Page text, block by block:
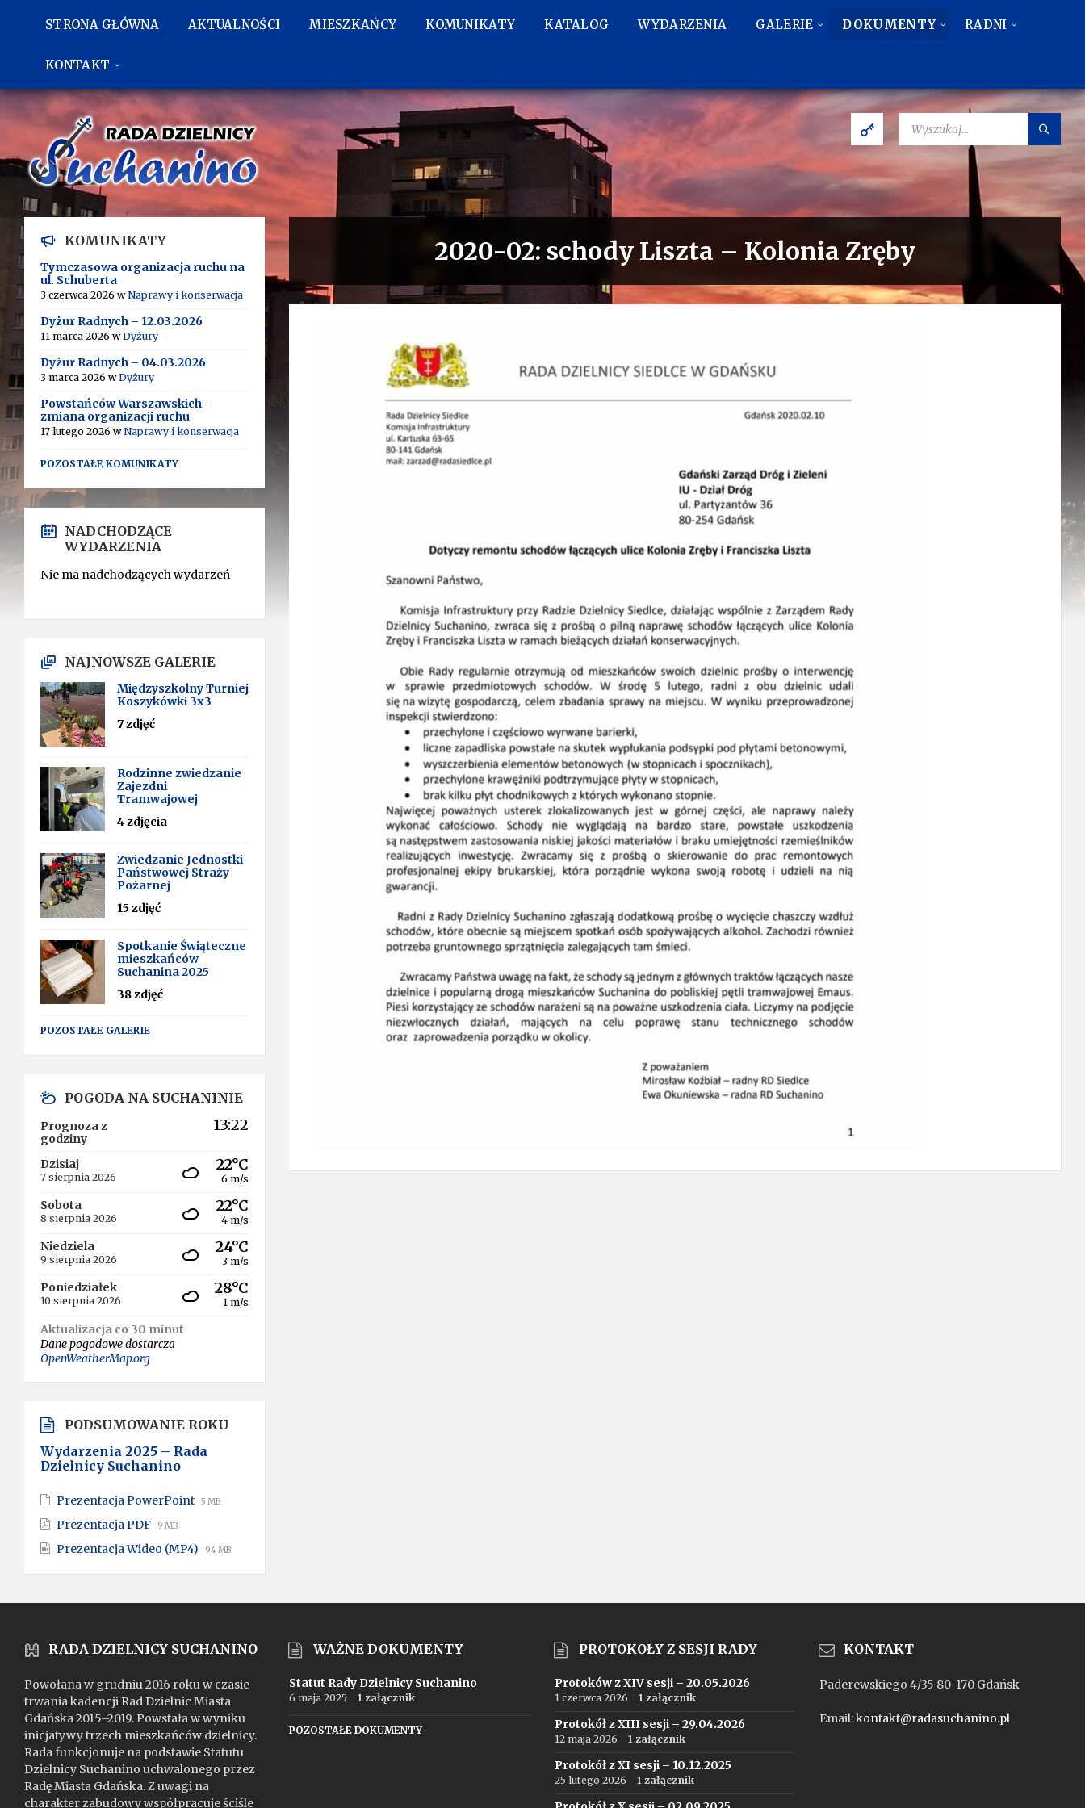
bocznego
STRONA GŁÓWNA AKTUALNOŚCI MIESZKAŃCY KOMUNIKATY KATALOG WYDARZENIA GALERIE DOKUMENTY RADNI
KONTAKT
2020-02: schody Liszta – Kolonia Zręby
KOMUNIKATY
Tymczasowa organizacja ruchu na
ul. Schuberta
3 czerwca 2026 wNaprawy i konserwacja
Dyżur Radnych – 12.03.2026
11 marca 2026 wDyżury
Dyżur Radnych – 04.03.2026
3 marca 2026 wDyżury
Powstańców Warszawskich –
zmiana organizacji ruchu
17 lutego 2026 wNaprawy i konserwacja
POZOSTAŁE KOMUNIKATY
NADCHODZĄCE
WYDARZENIA
Nie ma nadchodzących wydarzeń
NAJNOWSZE GALERIE
Międzyszkolny Turniej
Koszykówki 3x3
7 zdjęć
Rodzinne zwiedzanie
Zajezdni
Tramwajowej
4 zdjęcia
Zwiedzanie Jednostki
Państwowej Straży
Pożarnej
15 zdjęć
Spotkanie Świąteczne
mieszkańców
Suchanina 2025
38 zdjęć
POZOSTAŁE GALERIE
POGODA NA SUCHANINIE
Prognoza z
godziny
13:22
Dzisiaj
7 sierpnia 2026
22°C
6 m/s
Sobota
8 sierpnia 2026
22°C
4 m/s
Niedziela
9 sierpnia 2026
24°C
3 m/s
Poniedziałek
10 sierpnia 2026
28°C
1 m/s
Aktualizacja co 30 minut
Dane pogodowe dostarcza
OpenWeatherMap.org
PODSUMOWANIE ROKU
Wydarzenia 2025 – Rada
Dzielnicy Suchanino
Prezentacja PowerPoint File
File
5 MB
Prezentacja PDF File
pdf
File
9 MB
Prezentacja Wideo (MP4) File
mp4
File
94 MB
RADA DZIELNICY SUCHANINO
Powołana w grudniu 2016 roku w czasie
trwania kadencji Rad Dzielnic Miasta
Gdańska 2015–2019. Powstała w wyniku
inicjatywy trzech mieszkańców dzielnicy.
Rada funkcjonuje na podstawie Statutu
Dzielnicy Suchanino uchwalonego przez
Radę Miasta Gdańska. Z uwagi na
charakter zabudowy współpracuje ściśle
WAŻNE DOKUMENTY
Statut Rady Dzielnicy Suchanino
6 maja 2025 1 załącznik
POZOSTAŁE DOKUMENTY
PROTOKOŁY Z SESJI RADY
Protoków z XIV sesji – 20.05.2026
1 czerwca 2026 1 załącznik
Protokół z XIII sesji – 29.04.2026
12 maja 2026 1 załącznik
Protokół z XI sesji – 10.12.2025
25 lutego 2026 1 załącznik
KONTAKT
Paderewskiego 4/35 80-170 Gdańsk
Email:kontakt@radasuchanino.pl